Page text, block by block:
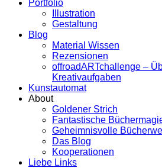
Portfolio
Illustration
Gestaltung
Blog
Material Wissen
Rezensionen
offroadARTchallenge –
Kreativaufgaben
Kunstautomat
About
Goldener Strich
Fantastische
Geheimnisvolle
Das Blog
Kooperationen
Liebe Links